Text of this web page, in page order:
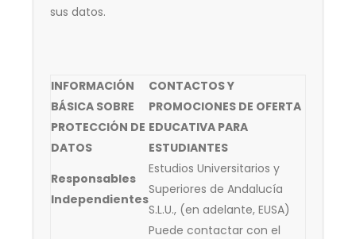
sus datos.
INFORMACIÓN
BÁSICA SOBRE
PROTECCIÓN DE
DATOS
CONTACTOS Y
PROMOCIONES DE OFERTA
EDUCATIVA PARA
ESTUDIANTES
Responsables
Independientes
Estudios Universitarios y
Superiores de Andalucía
S.L.U., (en adelante, EUSA)
Puede contactar con el